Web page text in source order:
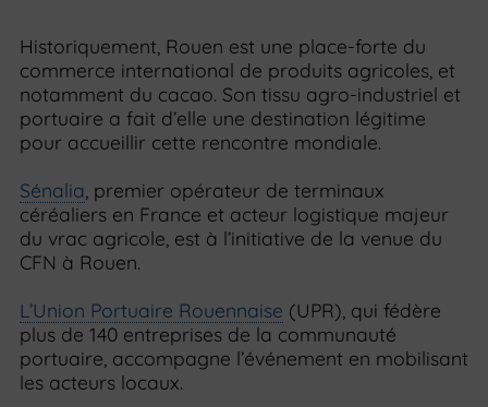
Historiquement, Rouen est une place-forte du
commerce international de produits agricoles, et
notamment du cacao. Son tissu agro-industriel et
portuaire a fait d’elle une destination légitime
pour accueillir cette rencontre mondiale.
Sénalia , premier opérateur de terminaux
céréaliers en France et acteur logistique majeur
du vrac agricole, est à l’initiative de la venue du
CFN à Rouen.
L’Union Portuaire Rouennaise (UPR), qui fédère
plus de 140 entreprises de la communauté
portuaire, accompagne l’événement en mobilisant
les acteurs locaux.